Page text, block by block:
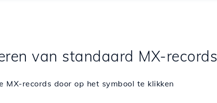
van standaard MX-records
MX-records door op het symbool te klikken